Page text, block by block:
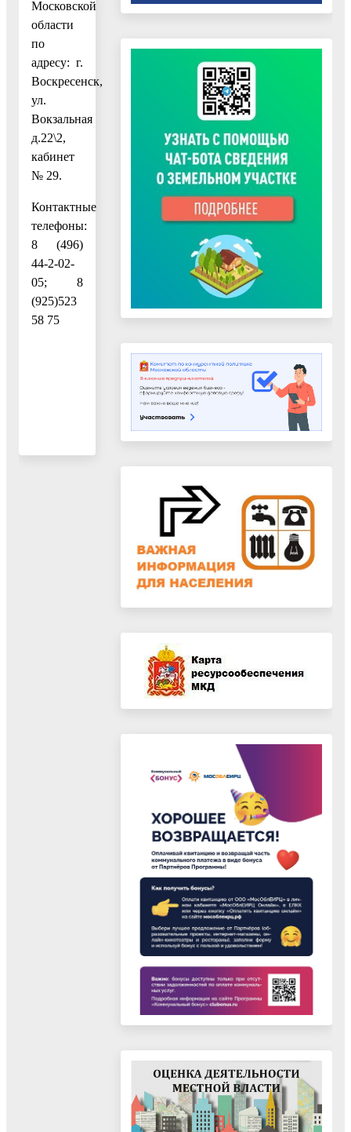
Московской
области
по
адресу: г.
Воскресенск,
ул.
Вокзальная
д.22\2,
кабинет
№ 29.
Контактные
телефоны:
8 (496)
44-2-02-
05; 8
(925)523
58 75